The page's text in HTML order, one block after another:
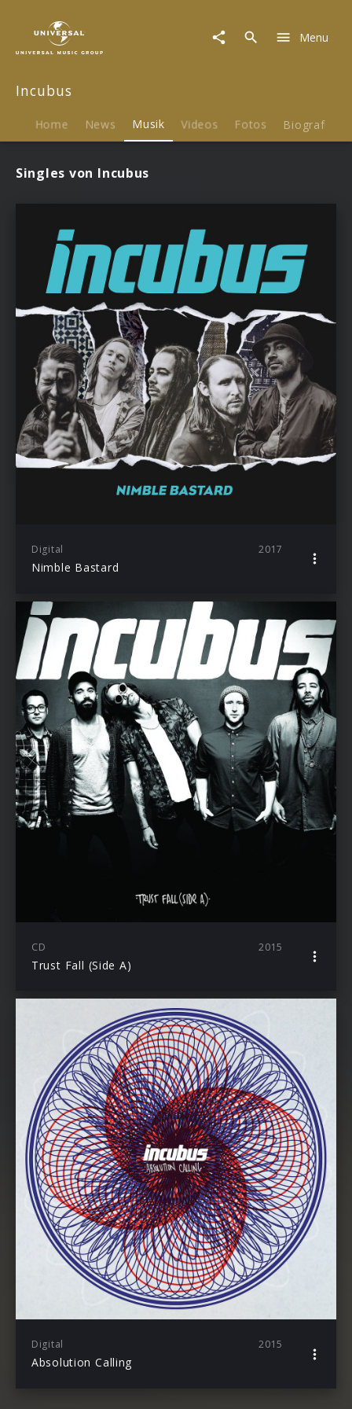
Menu
Incubus
Home News Musik Videos Fotos Biografie
Singles von Incubus
Digital 2017
Nimble Bastard
CD 2015
Trust Fall (Side A)
Digital 2015
Absolution Calling